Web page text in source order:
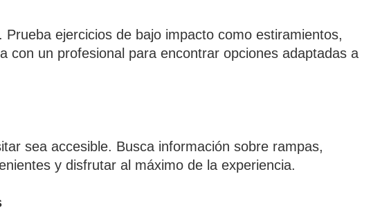
ejercicios de bajo impacto como estiramientos,
con un profesional para encontrar opciones adaptadas a
sea accesible. Busca información sobre rampas,
y disfrutar al máximo de la experiencia.